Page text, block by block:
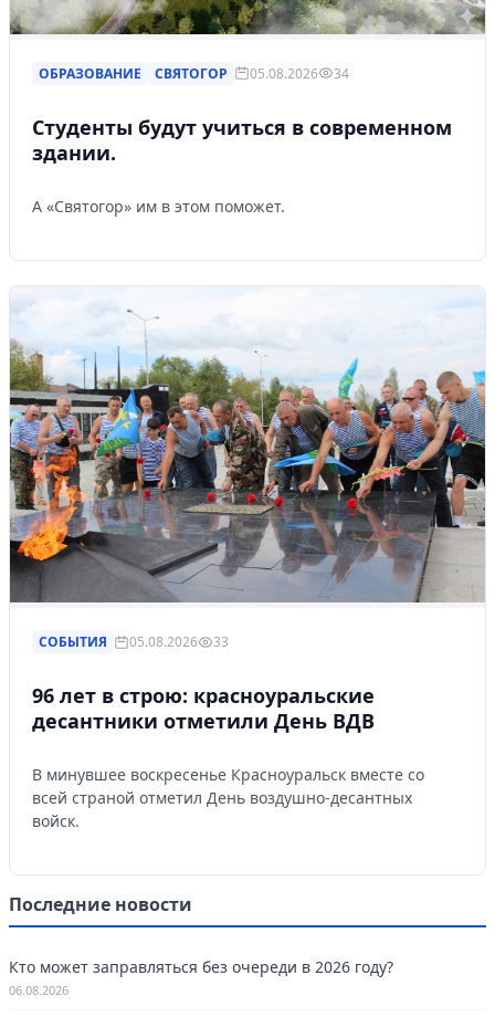
ОБРАЗОВАНИЕ СВЯТОГОР 05.08.2026 34
Студенты будут учиться в современном
здании.
А «Святогор» им в этом поможет.
СОБЫТИЯ 05.08.2026 33
96 лет в строю: красноуральские
десантники отметили День ВДВ
В минувшее воскресенье Красноуральск вместе со
всей страной отметил День воздушно-десантных
войск.
Последние новости
Кто может заправляться без очереди в 2026 году?
06.08.2026